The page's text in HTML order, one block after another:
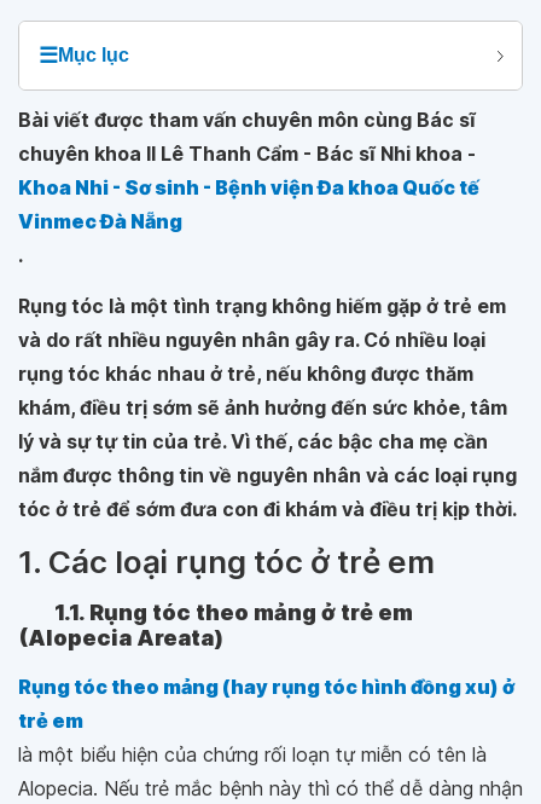
☰Mục lục
Bài viết được tham vấn chuyên môn cùng Bác sĩ
chuyên khoa II Lê Thanh Cẩm - Bác sĩ Nhi khoa -
Khoa Nhi - Sơ sinh - Bệnh viện Đa khoa Quốc tế
Vinmec Đà Nẵng
.
Rụng tóc là một tình trạng không hiếm gặp ở trẻ em
và do rất nhiều nguyên nhân gây ra. Có nhiều loại
rụng tóc khác nhau ở trẻ, nếu không được thăm
khám, điều trị sớm sẽ ảnh hưởng đến sức khỏe, tâm
lý và sự tự tin của trẻ. Vì thế, các bậc cha mẹ cần
nắm được thông tin về nguyên nhân và các loại rụng
tóc ở trẻ để sớm đưa con đi khám và điều trị kịp thời.
1. Các loại rụng tóc ở trẻ em
1.1. Rụng tóc theo mảng ở trẻ em
(Alopecia Areata)
Rụng tóc theo mảng (hay rụng tóc hình đồng xu) ở
trẻ em
là một biểu hiện của chứng rối loạn tự miễn có tên là
Alopecia. Nếu trẻ mắc bệnh này thì có thể dễ dàng nhận